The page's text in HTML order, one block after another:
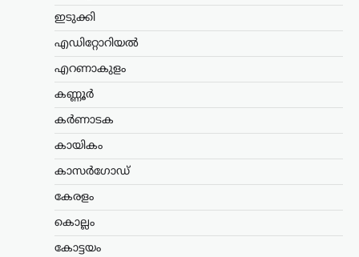
ഇടുക്കി
എഡിറ്റോറിയൽ
എറണാകുളം
കണ്ണൂർ
കർണാടക
കായികം
കാസർഗോഡ്
കേരളം
കൊല്ലം
കോട്ടയം
ജെൻ Zഉം ജെൻ
ആൽഫയും കൂടുതൽ
സത്യസന്ധർ; വിദ്യാഭ്യാസ
പരിഷ്കാരം വേണം:
മോഹൻ ഭാഗവത്
രാജ്യത്തെ യുവതലമുറയെയും
ഭാഗവത്. നിലവിലെ മുതിർന്ന